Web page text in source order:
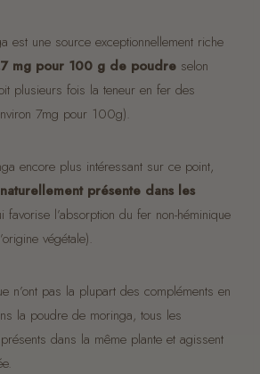
est une source exceptionnellement riche
mg pour 100 g de poudre selon
plusieurs fois la teneur en fer des
7mg pour 100g).
encore plus intéressant sur ce point,
présente dans les
favorise l’absorption du fer non-héminique
végétale).
n’ont pas la plupart des compléments en
la poudre de moringa, tous les
dans la même plante et agissent